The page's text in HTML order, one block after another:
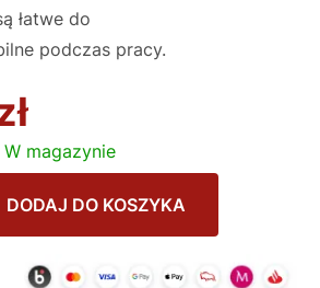
łatwe do
podczas pracy.
W magazynie
DODAJ DO KOSZYKA